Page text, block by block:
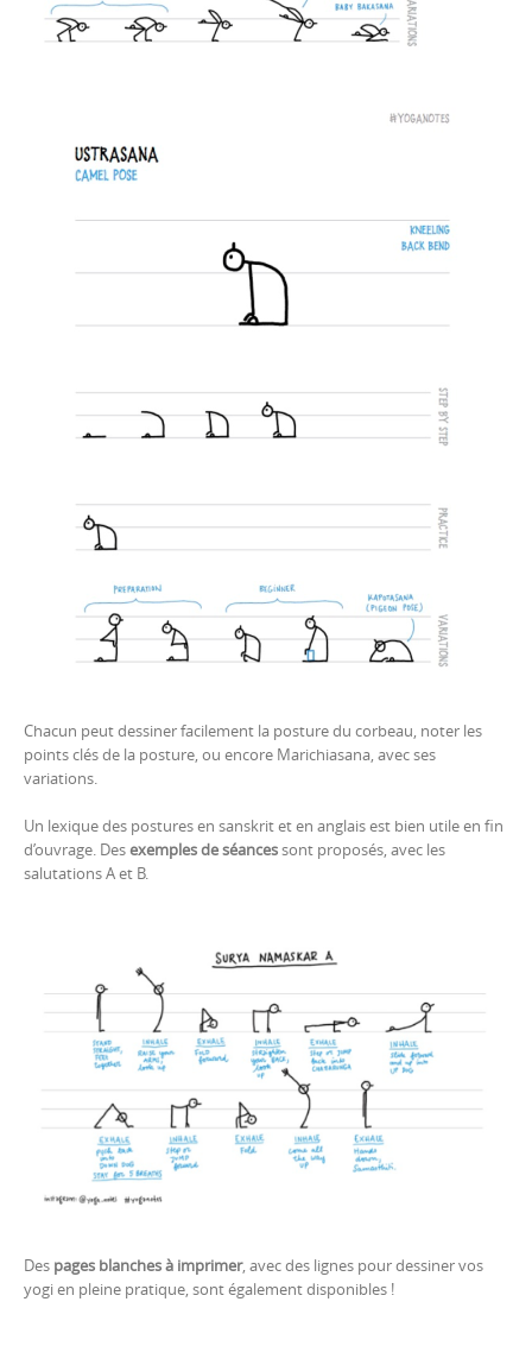
Chacun peut dessiner facilement la posture du corbeau, noter les
points clés de la posture, ou encore Marichiasana, avec ses
variations.
Un lexique des postures en sanskrit et en anglais est bien utile en fin
d’ouvrage. Desexemples de séancessont proposés, avec les
salutations A et B.
Des pages blanches à imprimer, avec des lignes pour dessiner vos
yogi en pleine pratique, sont également disponibles !